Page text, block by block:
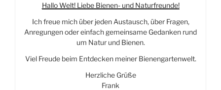
Hallo Welt! Liebe Bienen- und Naturfreunde!
Ich freue mich über jeden Austausch, über Fragen,
Anregungen oder einfach gemeinsame Gedanken rund
um Natur und Bienen.
Viel Freude beim Entdecken meiner Bienengartenwelt.
Herzliche Grüße
Frank